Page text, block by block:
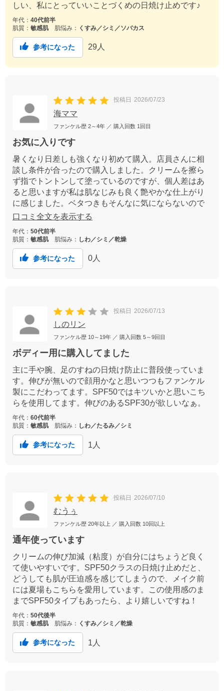
しい、私にとっていいことづくめの日焼け止めです♪
年代： 40代前半
肌質： 敏感肌 肌悩み： くすみ／シミ／ソバカス
参考になった 29 人
投稿日 2026/07/23
海ママ
ファンケル歴 2～4年 ／ 購入回数 1回目
お気に入りです
暑くなり日差しも強くなり初めて購入。店員さんに相
談し条件が合ったので購入しました。クリームを擦ら
ず指でトントンして塗っているのですが、個人差はあ
ると思いますが私は肌なじみも良く艶やかな仕上がり
に感じました。ベタつきもそんなに気にならないので
この夏は欠かせないなと思いました。
口コミ全文を表示する
年代： 50代前半
肌質： 敏感肌 肌悩み： しわ／シミ／乾燥
参考になった 0 人
投稿日 2026/07/13
しのリン
ファンケル歴 10～19年 ／ 購入回数 5～9回目
ボディー用に購入してました
主に手や腕、足のすねの日焼け防止に普段使っていま
す。伸びが無いので顔用かなと思いつつもファンケル
製にこだわってます。SPF50ではキツいかと思いこち
らを使用してます。伸びのあるSPF30が欲しいなぁ。
年代： 60代前半
肌質： 敏感肌 肌悩み： しわ／たるみ／シミ
参考になった 1 人
投稿日 2026/07/10
むうぅ
ファンケル歴 20年以上 ／ 購入回数 10回以上
通年使っています
クリームの伸び加減（粘度）が自分にはちょうど良く
て使いやすいです。SPF50クラスの日焼け止めだと、
どうしても肌が圧迫感を感じてしまうので、メイク前
には夏場もこちらを愛用しています。この使用感のま
までSPF50タイプもあったら、より嬉しいですね！
年代： 50代後半
肌質： 敏感肌 肌悩み： くすみ／シミ／乾燥
参考になった 1 人